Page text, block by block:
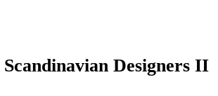
Scandinavian Designers II